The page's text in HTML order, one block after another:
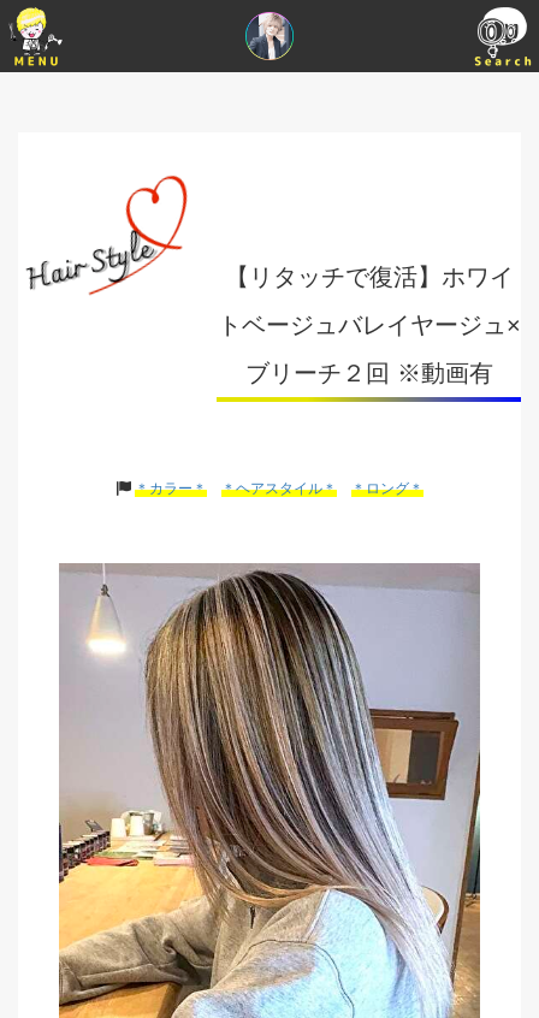
【リタッチで復活】ホワイ
トベージュバレイヤージュ×
ブリーチ２回 ※動画有
＊カラー＊ ＊ヘアスタイル＊ ＊ロング＊